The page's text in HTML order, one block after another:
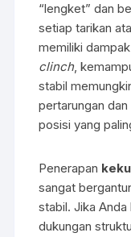
“lengket” dan
setiap tarikan
memiliki
clinch,
stabil
pertarungan
posisi yang
Penerapan
sangat
stabil. Jika Anda
dukungan